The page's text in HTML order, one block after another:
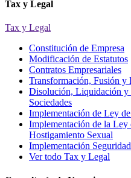
Tax y Legal
Tax y Legal
Constitución de Empresa
Modificación de Estatutos
Contratos Empresariales
Transformación, Fusión y
Disolución, Liquidación y
Sociedades
Implementación de Ley
Implementación de la Ley
Hostigamiento Sexual
Implementación
Ver todo Tax y Legal